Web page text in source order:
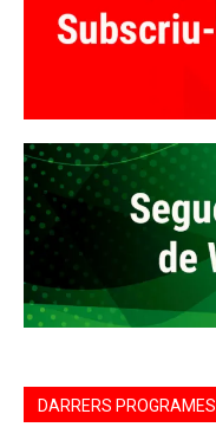
DARRERS PROGRAMES